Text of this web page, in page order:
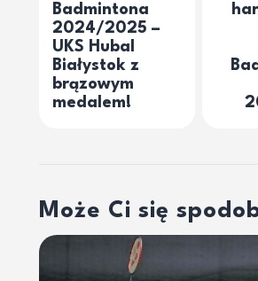
Badmintona
2024/2025 –
UKS Hubal
Białystok z
brązowym
medalem!
Może Ci się